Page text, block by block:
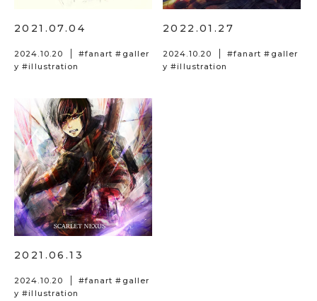
2021.07.04
2024.10.20 #fanart # galler
y #illustration
2022.01.27
2024.10.20 #fanart # galler
y #illustration
2021.06.13
2024.10.20 #fanart # galler
y #illustration